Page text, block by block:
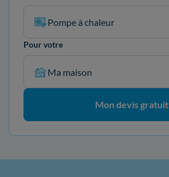
Pompe à chaleur
Pour votre
Ma maison
Mon devis gratuit